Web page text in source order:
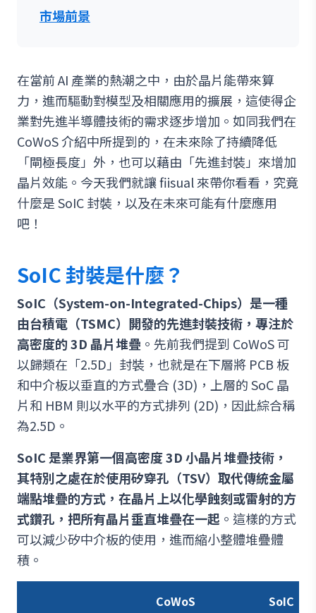
市場前景
在當前 AI 產業的熱潮之中，由於晶片能帶來算
力，進而驅動對模型及相關應用的擴展，這使得企
業對先進半導體技術的需求逐步增加。如同我們在
CoWoS 介紹中所提到的，在未來除了持續降低
「閘極長度」外，也可以藉由「先進封裝」來增加
晶片效能。今天我們就讓 fiisual 來帶你看看，究竟
什麼是 SoIC 封裝，以及在未來可能有什麼應用
吧！
SoIC 封裝是什麼？
SoIC（System-on-Integrated-Chips）是一種
由台積電（TSMC）開發的先進封裝技術，專注於
高密度的 3D 晶片堆疊 。先前我們提到 CoWoS 可
以歸類在「2.5D」封裝，也就是在下層將 PCB 板
和中介板以垂直的方式疊合 (3D)，上層的 SoC 晶
片和 HBM 則以水平的方式排列 (2D)，因此綜合稱
為2.5D。
SoIC 是業界第一個高密度 3D 小晶片堆疊技術，
其特別之處在於使用矽穿孔（TSV）取代傳統金屬
端點堆疊的方式，在晶片上以化學蝕刻或雷射的方
式鑽孔，把所有晶片垂直堆疊在一起 。這樣的方式
可以減少矽中介板的使用，進而縮小整體堆疊體
積。
CoWoS SoIC